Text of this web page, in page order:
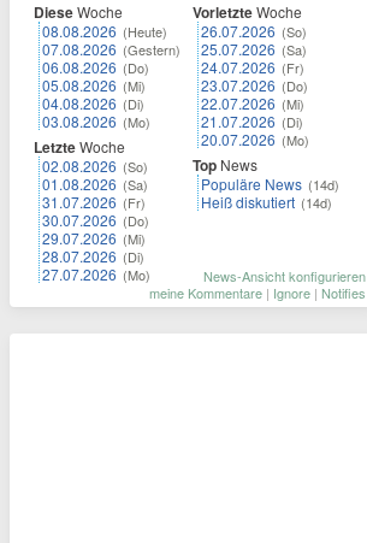
DieseWoche
08.08.2026 (Heute)
07.08.2026 (Gestern)
06.08.2026 (Do)
05.08.2026 (Mi)
04.08.2026 (Di)
03.08.2026 (Mo)
LetzteWoche
02.08.2026 (So)
01.08.2026 (Sa)
31.07.2026 (Fr)
30.07.2026 (Do)
29.07.2026 (Mi)
28.07.2026 (Di)
27.07.2026 (Mo)
VorletzteWoche
26.07.2026 (So)
25.07.2026 (Sa)
24.07.2026 (Fr)
23.07.2026 (Do)
22.07.2026 (Mi)
21.07.2026 (Di)
20.07.2026 (Mo)
Top News
Populäre News (14d)
Heiß diskutiert (14d)
News-Ansicht konfigurieren
meine Kommentare | Ignore | Notifies